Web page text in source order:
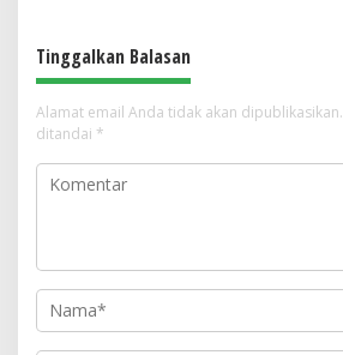
Tinggalkan Balasan
Alamat email Anda tidak akan dipublikasikan.
ditandai *